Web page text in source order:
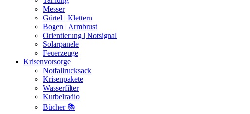
Messer
Gürtel | Klettern
Bogen | Armbrust
Orientierung | Notsignal
Solarpanele
Feuerzeuge
Krisenvorsorge
Notfallrucksack
Krisenpakete
Wasserfilter
Kurbelradio
Bücher 📚